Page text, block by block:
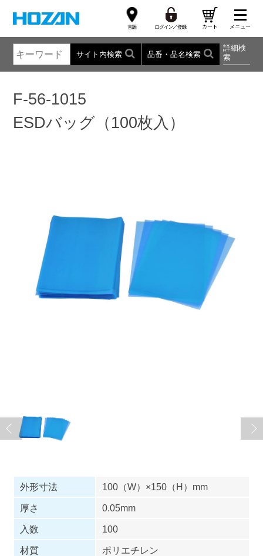
サイト内検索 品番・品名検索
詳細検
索
F-56-1015
ESDバッグ（100枚入）
外形寸法
100（W）×150（H）mm
厚さ
0.05mm
入数
100
材質
ポリエチレン